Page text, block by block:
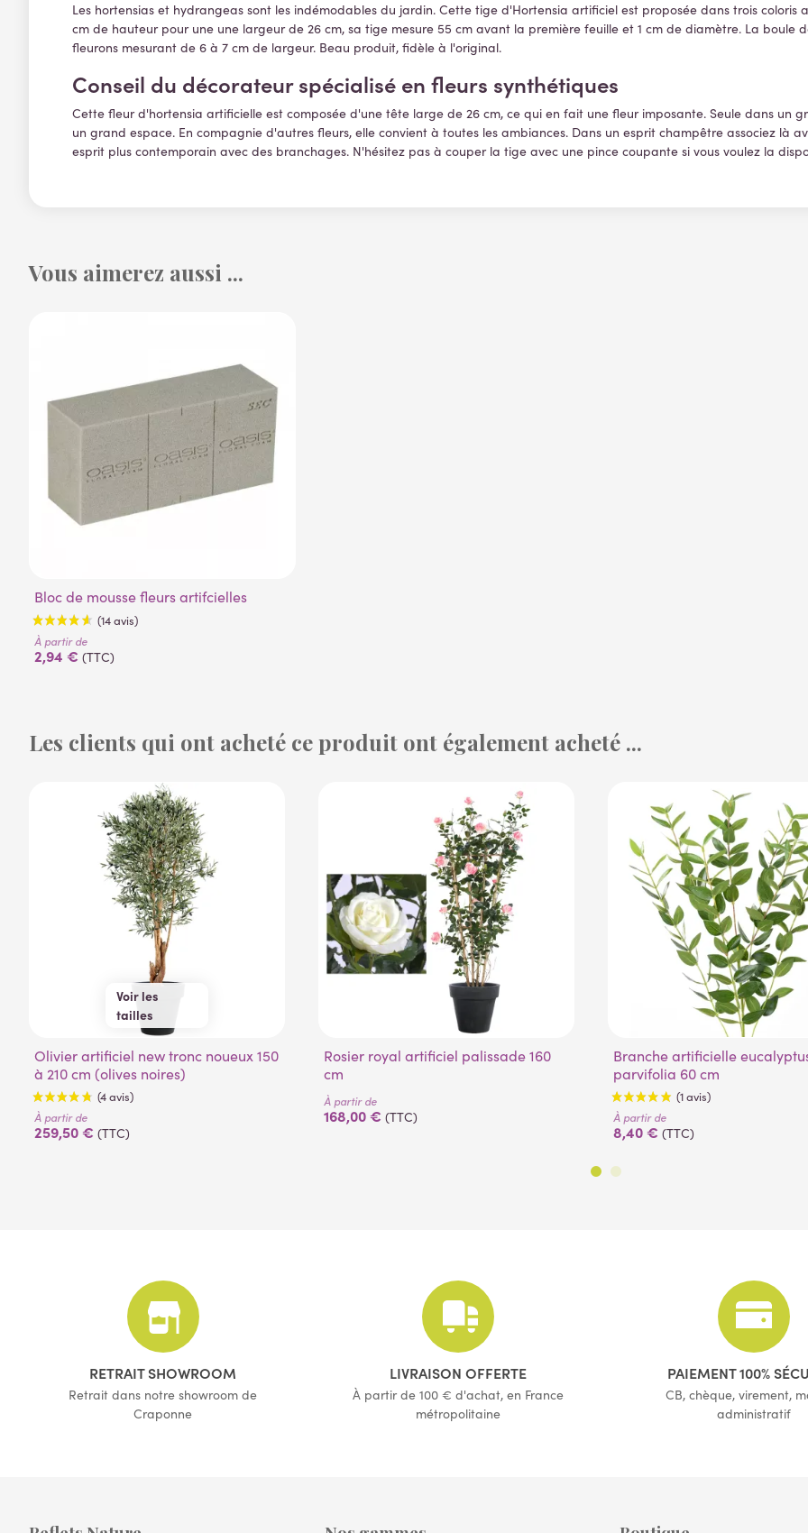
Les hortensias et hydrangeas sont les indémodables du jardin. Cette tige d'Hortensia artificiel est proposée dans trois coloris
cm de hauteur pour une une largeur de 26 cm, sa tige mesure 55 cm avant la première feuille et 1 cm de diamètre. La
fleurons mesurant de 6 à 7 cm de largeur. Beau produit, fidèle à l'original.
Conseil du décorateur spécialisé en fleurs synthétiques
Cette fleur d'hortensia artificielle est composée d'une tête large de 26 cm, ce qui en fait une fleur imposante. Seule dans un
un grand espace. En compagnie d'autres fleurs, elle convient à toutes les ambiances. Dans un esprit champêtre associez là
esprit plus contemporain avec des branchages. N'hésitez pas à couper la tige avec une pince coupante si vous voulez la
Vous aimerez aussi ...
Bloc de mousse fleurs artifcielles
(14 avis)
À partir de
2,94 € (TTC)
Les clients qui ont acheté ce produit ont également acheté ...
Voir les
tailles
170 cm210 cm
140/150 cm
Olivier artificiel new tronc noueux 150
à 210 cm (olives noires)
À partir de
259,50 € (TTC)
Rosier royal artificiel palissade 160
cm
À partir de
168,00 € (TTC)
Branche artificielle eucalyptus
parvifolia 60 cm
(1 avis)
À partir de
8,40 € (TTC)
RETRAIT SHOWROOM
Retrait dans notre showroom de
Craponne
LIVRAISON OFFERTE
À partir de 100 € d'achat, en France
métropolitaine
PAIEMENT 100%
CB, chèque, virement,
administratif